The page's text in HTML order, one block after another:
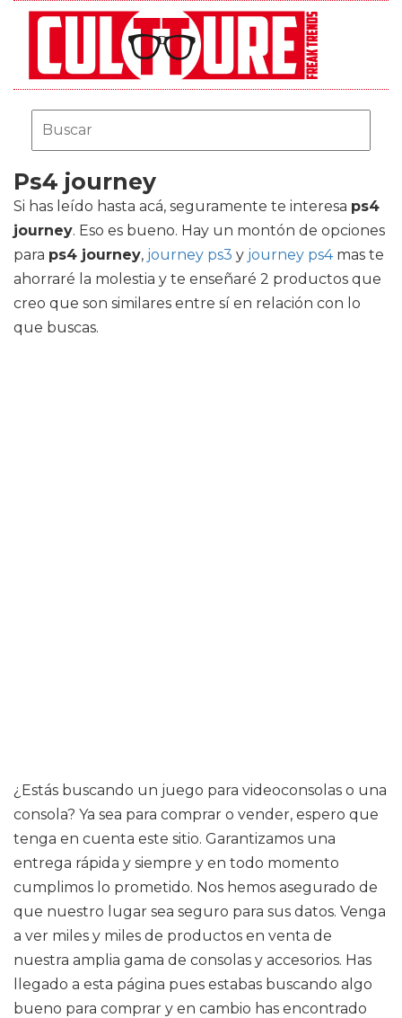
Ps4 journey
Si has leído hasta acá, seguramente te interesa ps4
journey. Eso es bueno. Hay un montón de opciones
para ps4 journey, journey ps3 y journey ps4mas te
ahorraré la molestia y te enseñaré 2 productos que
creo que son similares entre sí en relación con lo
que buscas.
¿Estás buscando un juego para videoconsolas o una
consola? Ya sea para comprar o vender, espero que
tenga en cuenta este sitio. Garantizamos una
entrega rápida y siempre y en todo momento
cumplimos lo prometido. Nos hemos asegurado de
que nuestro lugar sea seguro para sus datos. Venga
a ver miles y miles de productos en venta de
nuestra amplia gama de consolas y accesorios. Has
llegado a esta página pues estabas buscando algo
bueno para comprar y en cambio has encontrado